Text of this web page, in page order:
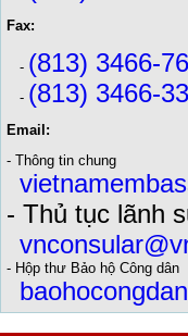
Fax:
- (813) 3466-
- (813) 3466-
Email:
- Thông tin chung
- Thủ tục lãnh
- Hộp thư Bảo hộ Công dân